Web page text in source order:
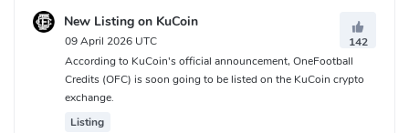
New Listing on KuCoin
09 April 2026 UTC
142
According to KuCoin's official announcement, OneFootball
Credits (OFC) is soon going to be listed on the KuCoin crypto
exchange.
Listing